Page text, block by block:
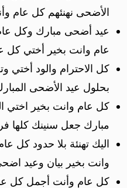
الأضحى نهنئهم كل عام
عيد أضحى مبارك وكل
عام وانت بخير أختي كل
كل الاحترام والود أختي
بحلول عيد الأضحى
كل عام وانت بخير اختي
مبارك جعل سنينك كلها
اليك تهنئة بلا حدود كل
وانت بخير بيان وعيد
كل عام وأنت أجمل كل